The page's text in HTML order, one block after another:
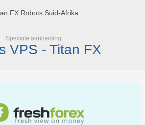
FX Robots Suid-Afrika
Speciale aanbieding
VPS - Titan FX